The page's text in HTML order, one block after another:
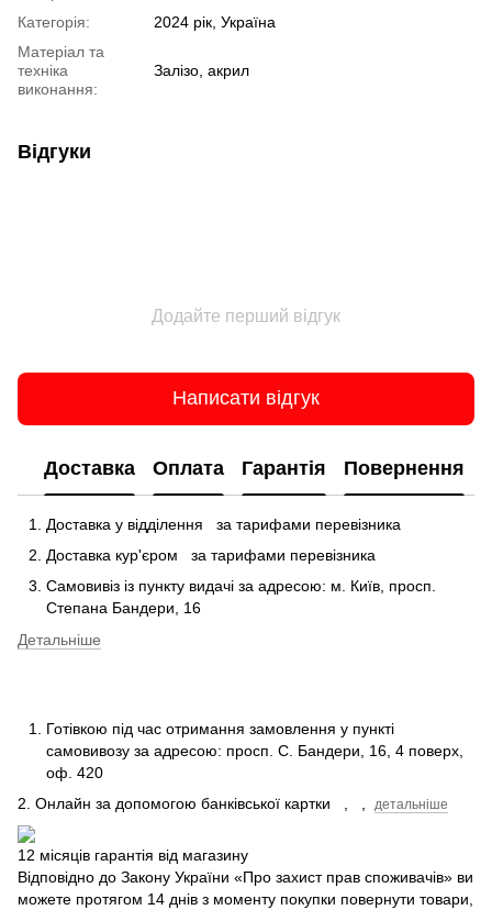
Категорія:
2024 рік, Україна
Матеріал та
техніка
виконання:
Залізо, акрил
Відгуки
Додайте перший відгук
Написати відгук
Доставка Оплата Гарантія Повернення
Доставка у відділення
за тарифами перевізника
Доставка кур'єром
за тарифами перевізника
Самовивіз із пункту видачі за адресою: м. Київ, просп.
Степана Бандери, 16
Детальніше
Готівкою під час отримання замовлення у пункті
самовивозу за адресою: просп. С. Бандери, 16, 4 поверх,
оф. 420
2. Онлайн за допомогою банківської картки
детальніше
12 місяців гарантія від магазину
Відповідно до Закону України «Про захист прав споживачів» ви
можете протягом 14 днів з моменту покупки повернути товари,